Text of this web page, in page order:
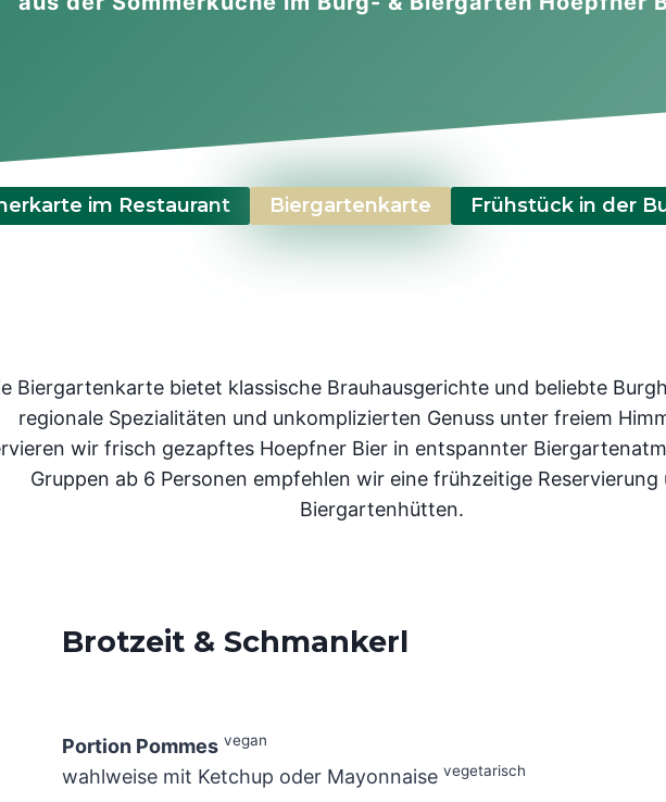
im Restaurant Biergartenkarte Frühstück in der
Biergartenkarte bietet klassische Brauhausgerichte und beliebte
regionale Spezialitäten und unkomplizierten Genuss unter freiem
wir frisch gezapftes Hoepfner Bier in entspannter
Gruppen ab 6 Personen empfehlen wir eine frühzeitige Reservierung
Biergartenhütten.
Brotzeit & Schmankerl
Portion Pommes vegan
wahlweise mit Ketchup oder Mayonnaise vegetarisch